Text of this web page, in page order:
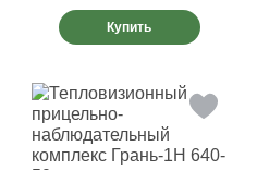
Купить